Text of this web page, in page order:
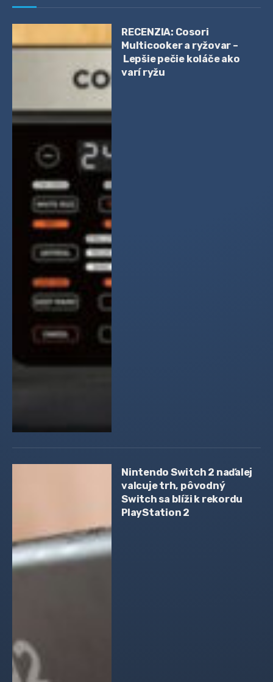
RECENZIA: Cosori
Multicooker a ryžovar –
Lepšie pečie koláče ako
varí ryžu
Nintendo Switch 2 naďalej
valcuje trh, pôvodný
Switch sa blíži k rekordu
PlayStation 2